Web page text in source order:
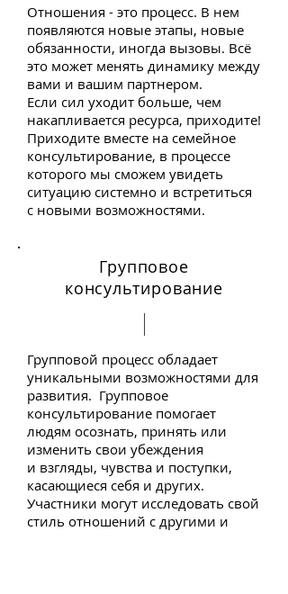
Отношения - это процесс. В нем
появляются новые этапы, новые
обязанности, иногда вызовы. Всё
это может менять динамику между
вами и вашим партнером.
Если сил уходит больше, чем
накапливается ресурса, приходите!
Приходите вместе на семейное
консультирование, в процессе
которого мы сможем увидеть
ситуацию системно и встретиться
с новыми возможностями.
Групповое
консультирование
Групповой процесс обладает
уникальными возможностями для
развития. Групповое
консультирование помогает
людям осознать, принять или
изменить свои убеждения
и взгляды, чувства и поступки,
касающиеся себя и других.
Участники могут исследовать свой
стиль отношений с другими и